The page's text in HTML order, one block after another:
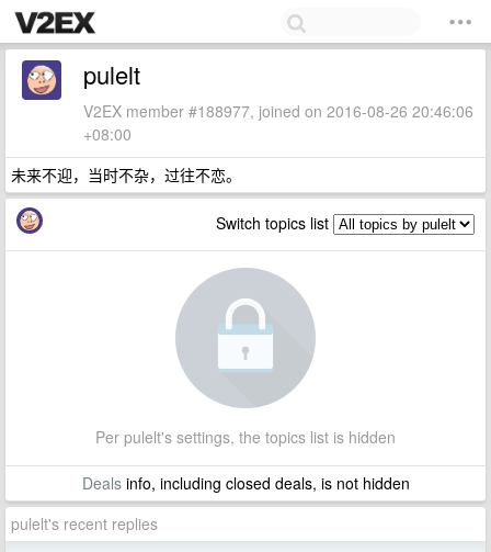
pulelt
V2EX member #188977, joined on 2016-08-26 20:46:06
+08:00
未来不迎，当时不杂，过往不恋。
Switch topics list
Per pulelt's settings, the topics list is hidden
Dealsinfo, including closed deals, is not hidden
pulelt's recent replies